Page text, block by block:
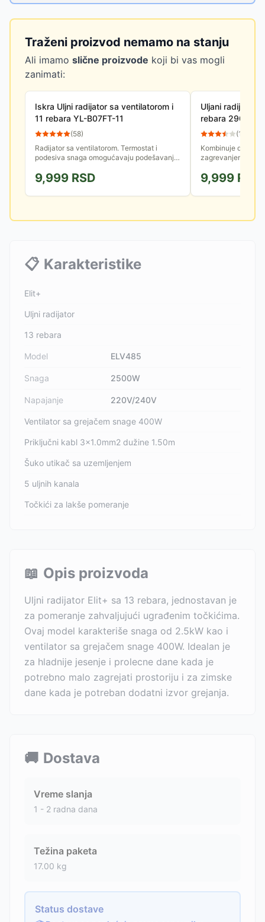
Traženi proizvod nemamo na stanju
Ali imamo slične proizvode koji bi vas mogli
zanimati:
Iskra Uljni radijator sa ventilatorom i
11 rebara YL-B07FT-11
(58)
Radijator sa ventilatorom. Termostat i
podesiva snaga omogućavaju podešavanje
podešavanje vremena rada...
9,999 RSD
Uljani radijator
rebara 2900W
(12
Kombinuje
zagrevanjem
Sa 13 rebara i...
9,999 RSD
📋 Karakteristike
Elit+
Uljni radijator
13 rebara
Model ELV485
Snaga 2500W
Napajanje 220V/240V
Ventilator sa grejačem snage 400W
Priključni kabl 3x1.0mm2 dužine 1.50m
Šuko utikač sa uzemljenjem
5 uljnih kanala
Točkići za lakše pomeranje
📖 Opis proizvoda
Uljni radijator Elit+ sa 13 rebara, jednostavan je
za pomeranje zahvaljujući ugrađenim točkićima.
Ovaj model karakteriše snaga od 2.5kW kao i
ventilator sa grejačem snage 400W. Idealan je
za hladnije jesenje i prolecne dane kada je
potrebno malo zagrejati prostoriju i za zimske
dane kada je potreban dodatni izvor grejanja.
🚚 Dostava
Vreme slanja
1 - 2 radna dana
Težina paketa
17.00 kg
Status dostave